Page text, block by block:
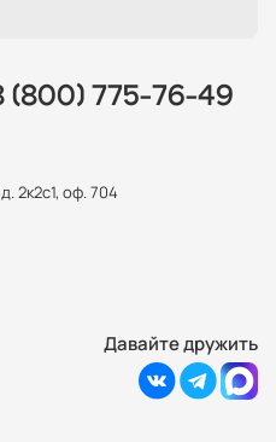
(800) 775-76-49
2к2с1, оф. 704
Давайте дружить